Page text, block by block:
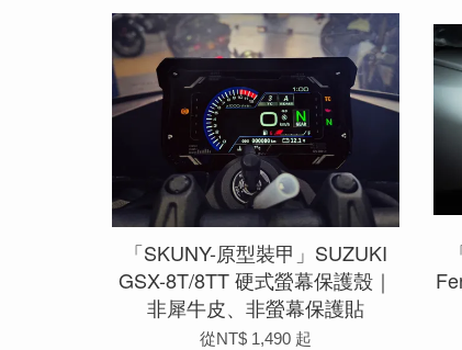
「SKUNY-原型裝甲」SUZUKI
GSX-8T/8TT 硬式螢幕保護殼｜
非犀牛皮、非螢幕保護貼
從NT$ 1,490 起